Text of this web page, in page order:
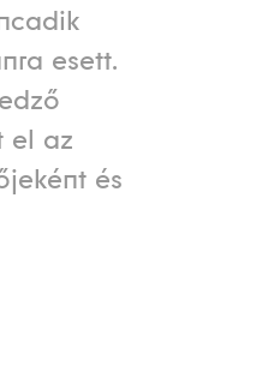
esett.
el az
és